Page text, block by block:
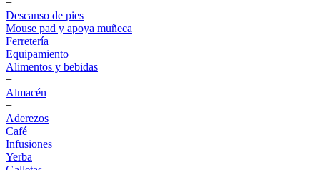
+
Descanso de pies
Mouse pad y apoya muñeca
Ferretería
Equipamiento
Alimentos y bebidas
+
Almacén
+
Aderezos
Café
Infusiones
Yerba